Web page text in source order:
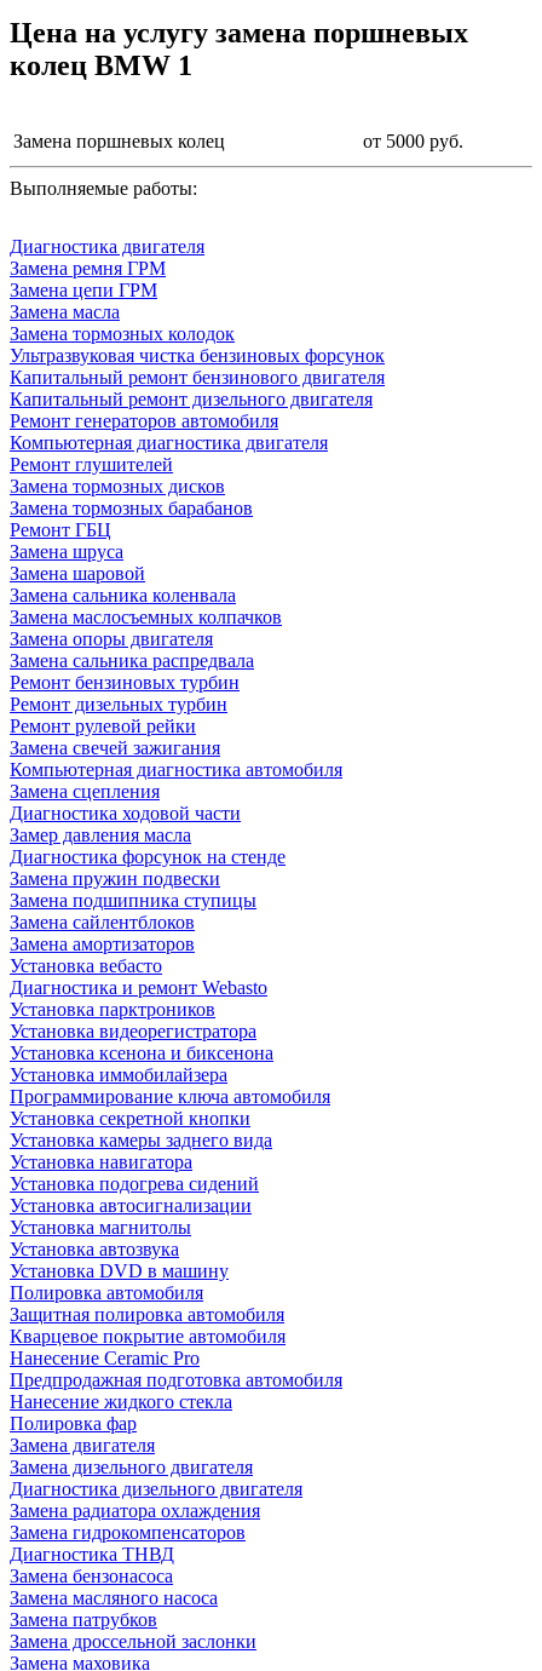
Цена на услугу замена поршневых
колец BMW 1
Замена поршневых колец от 5000 руб.
Выполняемые работы:
Диагностика двигателя
Замена ремня ГРМ
Замена цепи ГРМ
Замена масла
Замена тормозных колодок
Ультразвуковая чистка бензиновых форсунок
Капитальный ремонт бензинового двигателя
Капитальный ремонт дизельного двигателя
Ремонт генераторов автомобиля
Компьютерная диагностика двигателя
Ремонт глушителей
Замена тормозных дисков
Замена тормозных барабанов
Ремонт ГБЦ
Замена шруса
Замена шаровой
Замена сальника коленвала
Замена маслосъемных колпачков
Замена опоры двигателя
Замена сальника распредвала
Ремонт бензиновых турбин
Ремонт дизельных турбин
Ремонт рулевой рейки
Замена свечей зажигания
Компьютерная диагностика автомобиля
Замена сцепления
Диагностика ходовой части
Замер давления масла
Диагностика форсунок на стенде
Замена пружин подвески
Замена подшипника ступицы
Замена сайлентблоков
Замена амортизаторов
Установка вебасто
Диагностика и ремонт Webasto
Установка парктроников
Установка видеорегистратора
Установка ксенона и биксенона
Установка иммобилайзера
Программирование ключа автомобиля
Установка секретной кнопки
Установка камеры заднего вида
Установка навигатора
Установка подогрева сидений
Установка автосигнализации
Установка магнитолы
Установка автозвука
Установка DVD в машину
Полировка автомобиля
Защитная полировка автомобиля
Кварцевое покрытие автомобиля
Нанесение Ceramic Pro
Предпродажная подготовка автомобиля
Нанесение жидкого стекла
Полировка фар
Замена двигателя
Замена дизельного двигателя
Диагностика дизельного двигателя
Замена радиатора охлаждения
Замена гидрокомпенсаторов
Диагностика ТНВД
Замена бензонасоса
Замена масляного насоса
Замена патрубков
Замена дроссельной заслонки
Замена маховика